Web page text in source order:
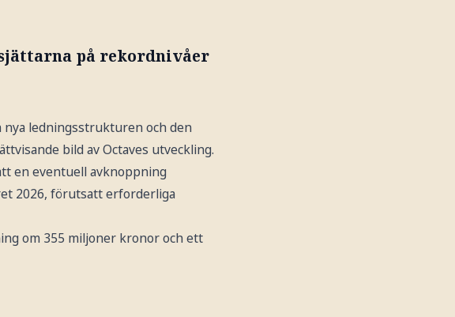
på rekordnivåer
ledningsstrukturen och den
bild av Octaves utveckling.
en eventuell avknoppning
2026, förutsatt erforderliga
om 355 miljoner kronor och ett